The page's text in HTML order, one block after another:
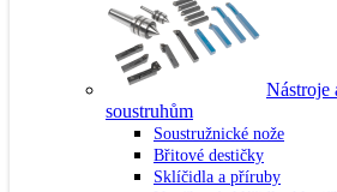
Nástroje
soustruhům
Soustružnické nože
Břitové destičky
Sklíčidla a příruby